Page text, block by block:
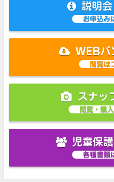
説明
お申込み
WEBパ
閲覧は
スナッ
閲覧・購
児童保
各種書類